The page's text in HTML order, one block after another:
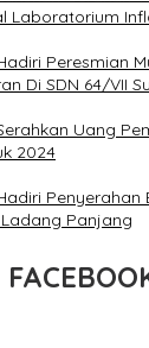
Laboratorium
Peresmian
Di SDN 64/VII
Uang
2024
Penyerahan
Panjang